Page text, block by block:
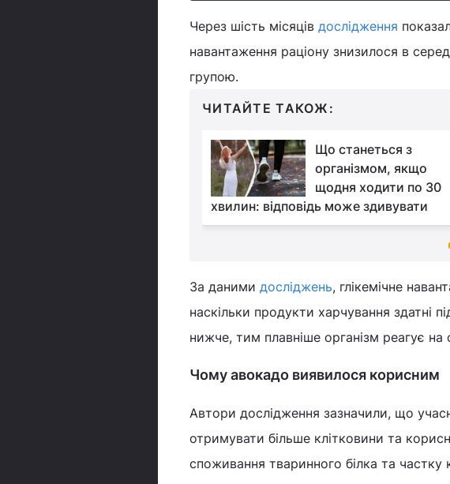
Через шість місяців дослідження
навантаження раціону знизилося в
групою.
ЧИТАЙТЕ ТАКОЖ:
Що станеться з
організмом, якщо
щодня ходити по 30
хвилин: відповідь може здивувати
За даними досліджень, глікемічне
наскільки продукти харчування здатні
нижче, тим плавніше організм реагує на
Чому авокадо виявилося корисним
Автори дослідження зазначили, що
отримувати більше клітковини та
споживання тваринного білка та частку